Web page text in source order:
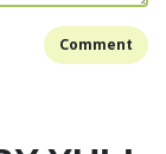
Comment